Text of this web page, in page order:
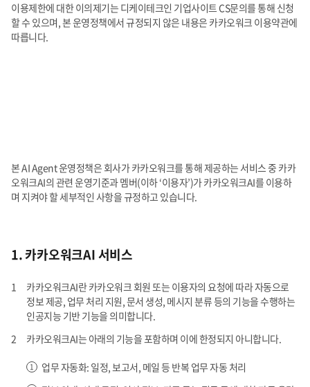
이용제한에 대한 이의제기는 디케이테크인 기업사이트 CS문의를 통해 신청
할 수 있으며, 본 운영정책에서 규정되지 않은 내용은 카카오워크 이용약관에
따릅니다.
본 AI Agent 운영정책은 회사가 카카오워크를 통해 제공하는 서비스 중 카카
오워크AI의 관련 운영기준과 멤버(이하 ‘이용자’)가 카카오워크AI를 이용하
며 지켜야 할 세부적인 사항을 규정하고 있습니다.
1. 카카오워크AI 서비스
카카오워크AI란 카카오워크 회원 또는 이용자의 요청에 따라 자동으로
정보 제공, 업무 처리 지원, 문서 생성, 메시지 분류 등의 기능을 수행하는
인공지능 기반 기능을 의미합니다.
카카오워크AI는 아래의 기능을 포함하며 이에 한정되지 아니합니다.
업무 자동화: 일정, 보고서, 메일 등 반복 업무 자동 처리